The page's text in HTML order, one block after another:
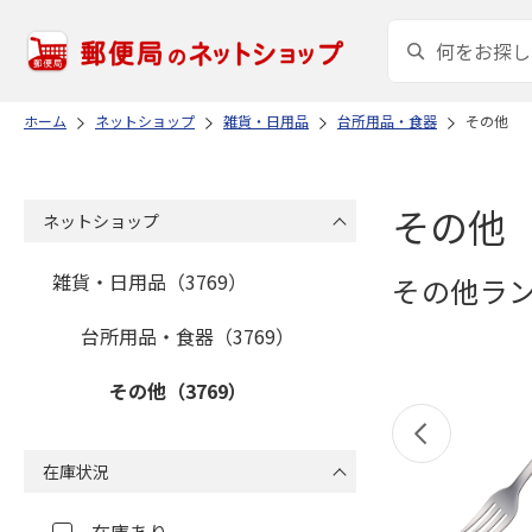
ホーム ネットショップ 雑貨・日用品 台所用品・食器 その他
その他
その他ラ
ネットショップ
雑貨・日用品（3769）
台所用品・食器（3769）
その他（3769）
在庫状況